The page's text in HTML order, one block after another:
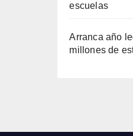
escuelas
Arranca año
millones de